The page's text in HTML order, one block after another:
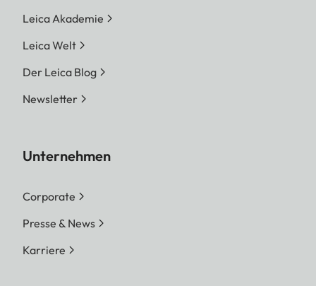
Leica Akademie
Leica Welt
Der Leica Blog
Newsletter
Unternehmen
Corporate
Presse & News
Karriere